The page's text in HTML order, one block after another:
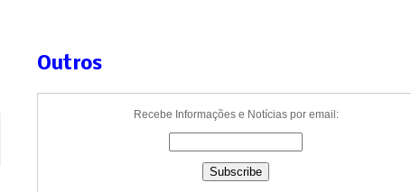
Outros
Recebe Informações e Notícias por email: